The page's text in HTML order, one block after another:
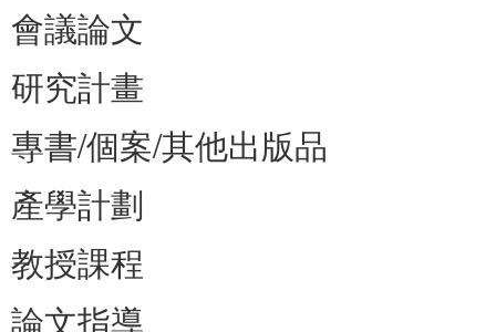
會議論文
研究計畫
專書/個案/其他出版品
產學計劃
教授課程
論文指導